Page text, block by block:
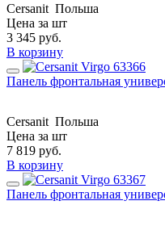
Cersanit Польша
Цена за шт
3 345 руб.
В корзину
Панель фронтальная
Cersanit Польша
Цена за шт
7 819 руб.
В корзину
Панель фронтальная